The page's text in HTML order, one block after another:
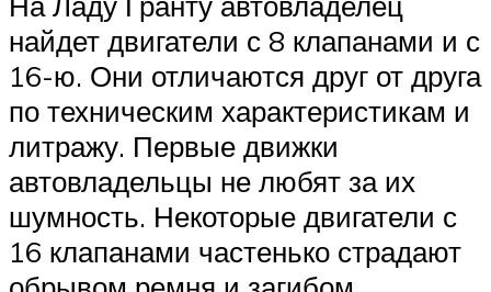
найдет двигатели с 8 клапанами и с
16-ю. Они отличаются друг от друга
по техническим характеристикам и
литражу. Первые движки
автовладельцы не любят за их
шумность. Некоторые двигатели с
16 клапанами частенько страдают